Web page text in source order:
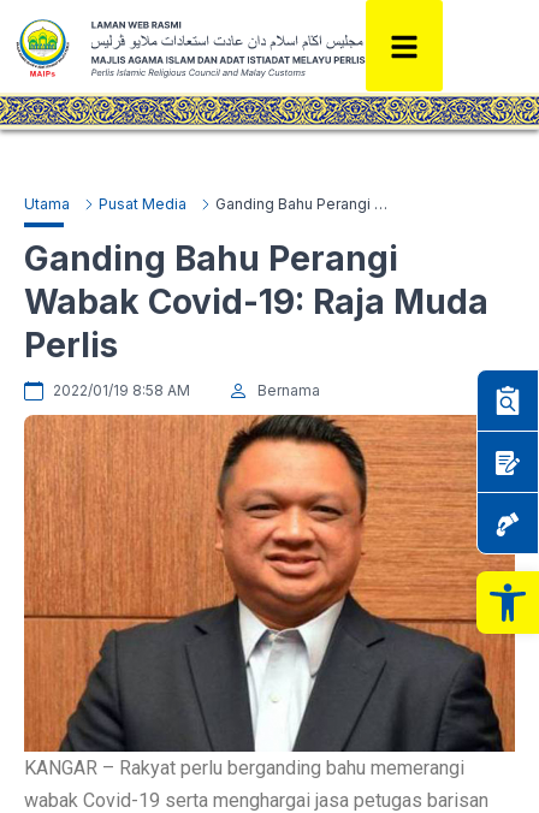
Utama Pusat Media Ganding Bahu Perangi Wabak Covid-19: Raja Muda Perlis
Ganding Bahu Perangi
Wabak Covid-19: Raja Muda
Perlis
2022/01/19 8:58 AM Bernama
KANGAR – Rakyat perlu berganding bahu memerangi
wabak Covid-19 serta menghargai jasa petugas barisan